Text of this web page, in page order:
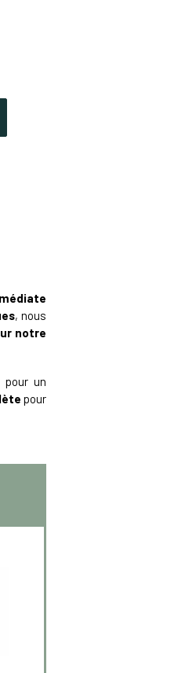
, nous
notre
pour un
pour